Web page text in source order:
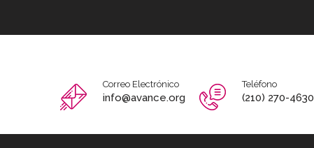
Correo Electrónico
info@avance.org
Teléfono
(210) 270-4630